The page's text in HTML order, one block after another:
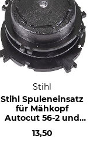
Stihl
Stihl Spuleneinsatz
für Mähkopf
Autocut 56-2 und
13,50